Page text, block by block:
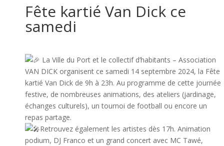
Fête kartié Van Dick ce
samedi
La Ville du Port et le collectif d’habitants – Association
VAN DICK organisent ce samedi 14 septembre 2024, la Fête
kartié Van Dick de 9h à 23h. Au programme de cette journée
festive, de nombreuses animations, des ateliers (jardinage,
échanges culturels), un tournoi de football ou encore un
repas partage.
Retrouvez également les artistes dès 17h. Animation
podium, DJ Franco et un grand concert avec MC Tawé,